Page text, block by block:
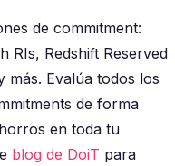
de commitment:
RIs, Redshift Reserved
más. Evalúa todos los
de forma
en toda tu
blog de DoiT para